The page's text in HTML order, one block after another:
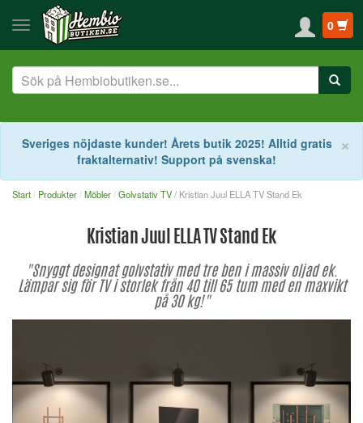
0
×
Sveriges nöjdaste kunder! Årets butik 2025! Alltid gratis
fraktalternativ! Support på svenska!
Start Produkter Möbler Golvstativ TV/ Kristian Juul ELLA TV Stand Ek
Kristian Juul ELLA TV Stand Ek
"Snyggt designat golvstativ med tre ben i massiv oljad ek.
Lämpar sig för TV i storlek från 40 till 65 tum med en maxvikt
på 30 kg!"